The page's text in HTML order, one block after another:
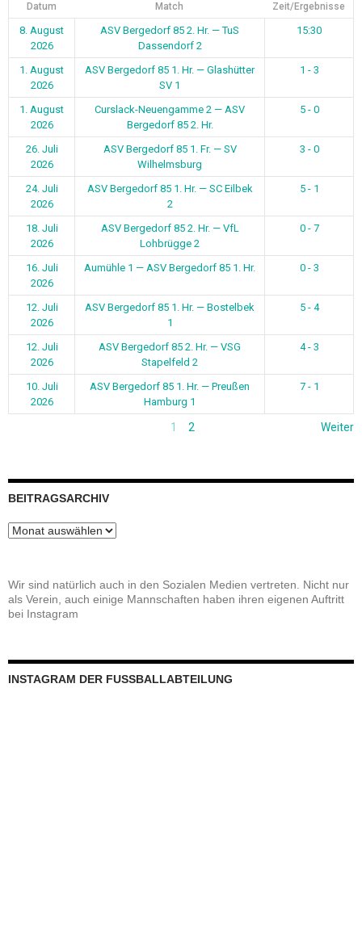
Datum Match Zeit/Ergebnisse
8. August
2026
ASV Bergedorf 85 2. Hr. — TuS
Dassendorf 2
15:30
1. August
2026
ASV Bergedorf 85 1. Hr. — Glashütter
SV 1
1 - 3
1. August
2026
Curslack-Neuengamme 2 — ASV
Bergedorf 85 2. Hr.
5 - 0
26. Juli
2026
ASV Bergedorf 85 1. Fr. — SV
Wilhelmsburg
3 - 0
24. Juli
2026
ASV Bergedorf 85 1. Hr. — SC Eilbek
2
5 - 1
18. Juli
2026
ASV Bergedorf 85 2. Hr. — VfL
Lohbrügge 2
0 - 7
16. Juli
2026
Aumühle 1 — ASV Bergedorf 85 1. Hr. 0 - 3
12. Juli
2026
ASV Bergedorf 85 1. Hr. — Bostelbek
1
5 - 4
12. Juli
2026
ASV Bergedorf 85 2. Hr. — VSG
Stapelfeld 2
4 - 3
10. Juli
2026
ASV Bergedorf 85 1. Hr. — Preußen
Hamburg 1
7 - 1
1 2 Weiter
BEITRAGSARCHIV
Beitragsarchiv
Wir sind natürlich auch in den Sozialen Medien vertreten. Nicht nur
als Verein, auch einige Mannschaften haben ihren eigenen Auftritt
bei Instagram
INSTAGRAM DER FUSSBALLABTEILUNG